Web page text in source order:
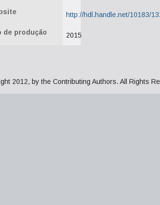
http://hdl.handle.net/10183/
de produção 2015
2012, by the Contributing Authors. All Rights